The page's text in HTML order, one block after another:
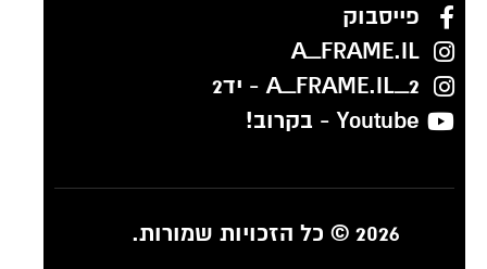
פייסבוק
A_FRAME.IL
A_FRAME.IL_2 - יד2
Youtube - בקרוב!
2026 © כל הזכויות שמורות.